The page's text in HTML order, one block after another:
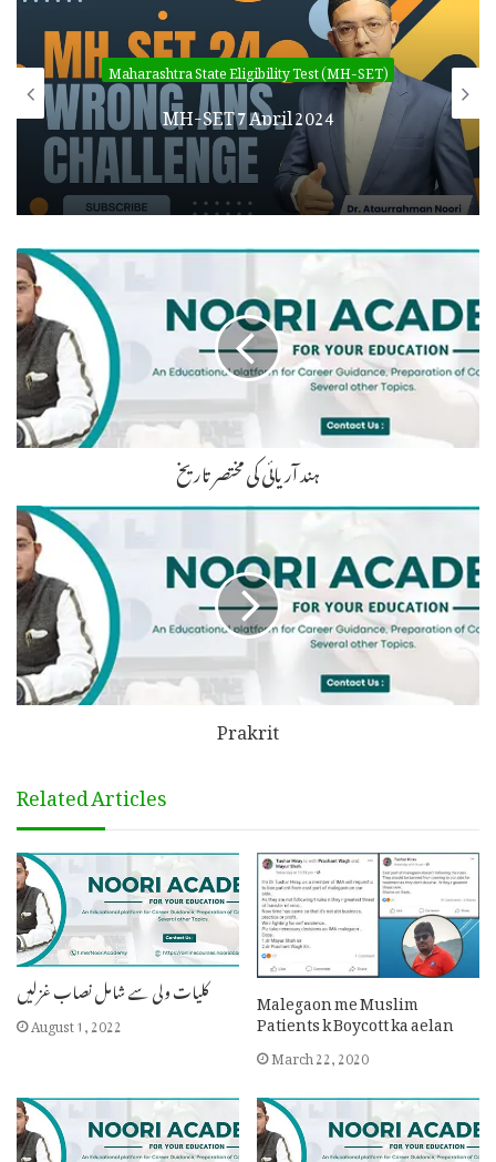
Maharashtra State Eligibility Test (MH-SET)
MH-SET 7 April 2024
ہند آریائی کی مختصر تاریخ
Prakrit
Related Articles
کلیات ولی سے شامل نصاب غزلیں
August 1, 2022
Malegaon me Muslim
Patients k Boycott ka aelan
March 22, 2020